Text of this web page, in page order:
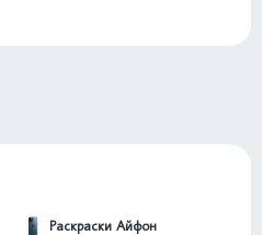
Раскраски Айфон